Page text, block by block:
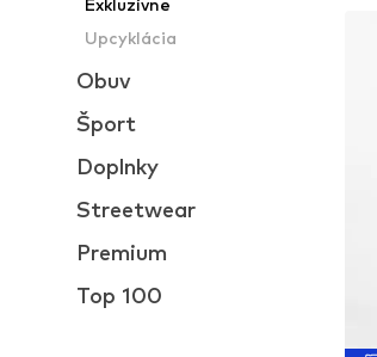
Exkluzívne
Upcyklácia
Obuv
Šport
Doplnky
Streetwear
Premium
Top 100